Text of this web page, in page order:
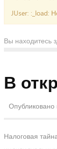
JUser: :_load:
Вы находитесь
В
Опубликовано
Налоговая